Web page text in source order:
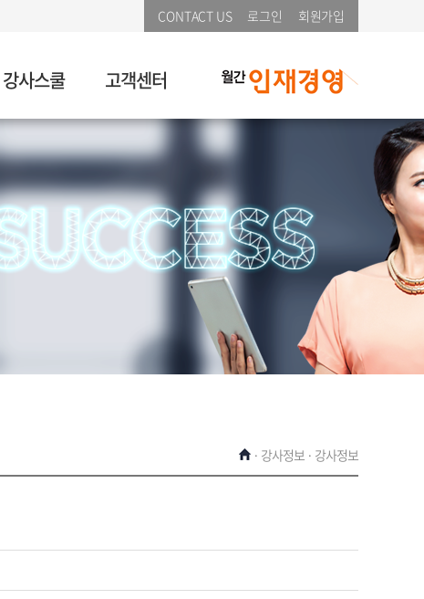
CONTACT US 로그인 회원가입
강사스쿨 고객센터
· 강사정보 · 강사정보